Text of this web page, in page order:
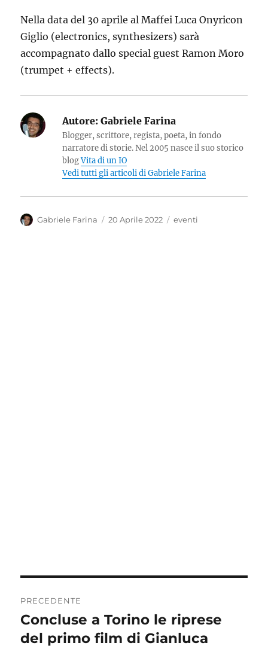
Nella data del 30 aprile al Maffei Luca Onyricon
Giglio (electronics, synthesizers) sarà
accompagnato dallo special guest Ramon Moro
(trumpet + effects).
Autore: Gabriele Farina
Blogger, scrittore, regista, poeta, in fondo
narratore di storie. Nel 2005 nasce il suo storico
blogVita di un IO
Vedi tutti gli articoli di Gabriele Farina
Autore
Gabriele Farina
Pubblicato
20 Aprile 2022 Categorie
eventi
articoli
PRECEDENTE
Articolo
precedente:
Concluse a Torino le riprese
del primo film di Gianluca